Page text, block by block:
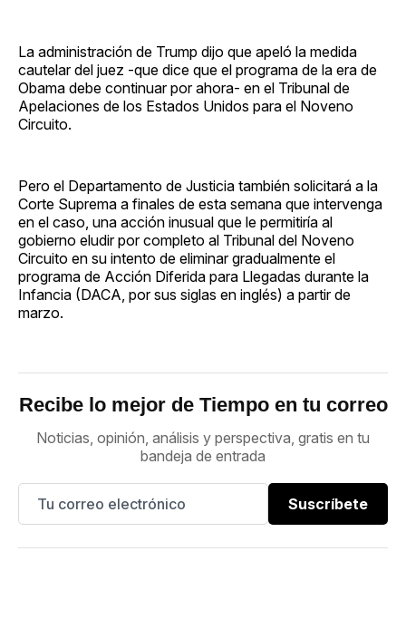
La administración de Trump dijo que apeló la medida
cautelar del juez -que dice que el programa de la era de
Obama debe continuar por ahora- en el Tribunal de
Apelaciones de los Estados Unidos para el Noveno
Circuito.
Pero el Departamento de Justicia también solicitará a la
Corte Suprema a finales de esta semana que intervenga
en el caso, una acción inusual que le permitiría al
gobierno eludir por completo al Tribunal del Noveno
Circuito en su intento de eliminar gradualmente el
programa de Acción Diferida para Llegadas durante la
Infancia (DACA, por sus siglas en inglés) a partir de
marzo.
Recibe lo mejor de Tiempo en tu correo
Noticias, opinión, análisis y perspectiva, gratis en tu
bandeja de entrada
Suscríbete